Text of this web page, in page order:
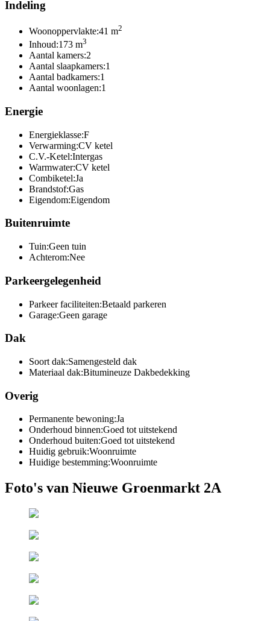
Indeling
Woonoppervlakte:41 m2
Inhoud:173 m3
Aantal kamers:2
Aantal slaapkamers:1
Aantal badkamers:1
Aantal woonlagen:1
Energie
Energieklasse:F
Verwarming:CV ketel
C.V.-Ketel:Intergas
Warmwater:CV ketel
Combiketel:Ja
Brandstof:Gas
Eigendom:Eigendom
Buitenruimte
Tuin:Geen tuin
Achterom:Nee
Parkeergelegenheid
Parkeer faciliteiten:Betaald parkeren
Garage:Geen garage
Dak
Soort dak:Samengesteld dak
Materiaal dak:Bitumineuze Dakbedekking
Overig
Permanente bewoning:Ja
Onderhoud binnen:Goed tot uitstekend
Onderhoud buiten:Goed tot uitstekend
Huidig gebruik:Woonruimte
Huidige bestemming:Woonruimte
Foto's van Nieuwe Groenmarkt 2A